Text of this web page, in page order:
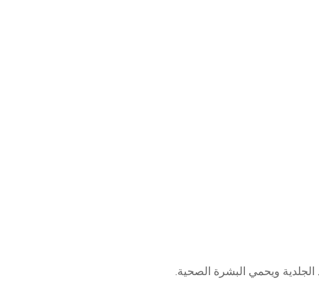
الجلدية ويحمي البشرة الصحية.